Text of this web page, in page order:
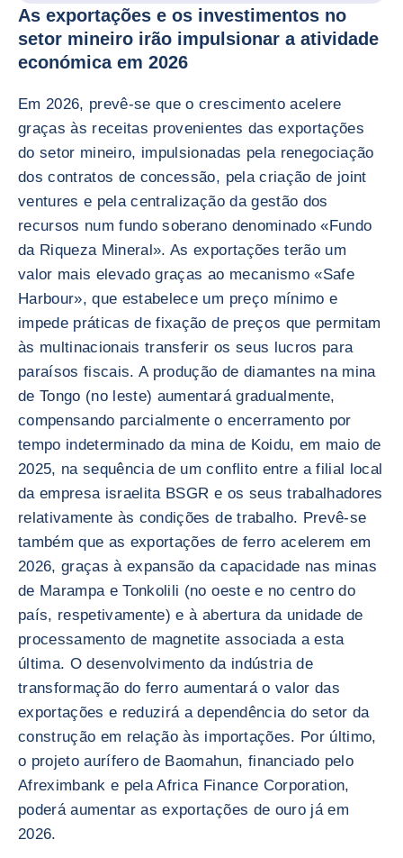
As exportações e os investimentos no
setor mineiro irão impulsionar a atividade
económica em 2026
Em 2026, prevê-se que o crescimento acelere
graças às receitas provenientes das exportações
do setor mineiro, impulsionadas pela renegociação
dos contratos de concessão, pela criação de joint
ventures e pela centralização da gestão dos
recursos num fundo soberano denominado «Fundo
da Riqueza Mineral». As exportações terão um
valor mais elevado graças ao mecanismo «Safe
Harbour», que estabelece um preço mínimo e
impede práticas de fixação de preços que permitam
às multinacionais transferir os seus lucros para
paraísos fiscais. A produção de diamantes na mina
de Tongo (no leste) aumentará gradualmente,
compensando parcialmente o encerramento por
tempo indeterminado da mina de Koidu, em maio de
2025, na sequência de um conflito entre a filial local
da empresa israelita BSGR e os seus trabalhadores
relativamente às condições de trabalho. Prevê-se
também que as exportações de ferro acelerem em
2026, graças à expansão da capacidade nas minas
de Marampa e Tonkolili (no oeste e no centro do
país, respetivamente) e à abertura da unidade de
processamento de magnetite associada a esta
última. O desenvolvimento da indústria de
transformação do ferro aumentará o valor das
exportações e reduzirá a dependência do setor da
construção em relação às importações. Por último,
o projeto aurífero de Baomahun, financiado pelo
Afreximbank e pela Africa Finance Corporation,
poderá aumentar as exportações de ouro já em
2026.